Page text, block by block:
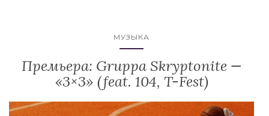
МУЗЫКА
Премьера: Gruppa Skryptonite —
«3×3» (feat. 104, T-Fest)